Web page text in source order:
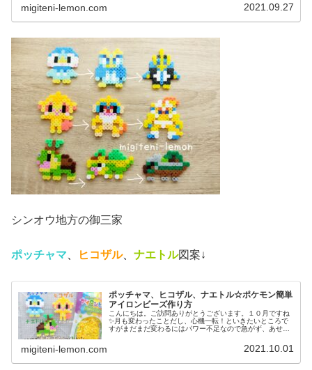
migiteni-lemon.com 2021.09.27
シンオウ地方の御三家
ポッチャマ ヒコザル、 ナエトル図案↓
ポッチャマ、ヒコザル、ナエトル☆ポケモン簡単
アイロンビーズ作り方
こんにちは。ご訪問ありがとうございます。１０月ですね
✨月も変わったことだし、心機一転！といきたいところで
すがまだまだ変わるにはパワー不足なので急がず、あせら
migiteni-lemon.com 2021.10.01